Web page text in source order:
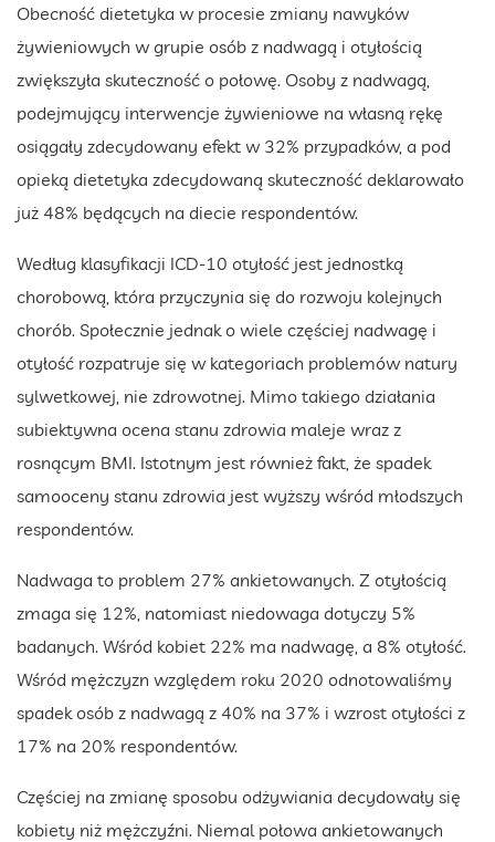
Obecność dietetyka w procesie zmiany nawyków
żywieniowych w grupie osób z nadwagą i otyłością
zwiększyła skuteczność o połowę. Osoby z nadwagą,
podejmujący interwencje żywieniowe na własną rękę
osiągały zdecydowany efekt w 32% przypadków, a pod
opieką dietetyka zdecydowaną skuteczność deklarowało
już 48% będących na diecie respondentów.
Według klasyfikacji ICD-10 otyłość jest jednostką
chorobową, która przyczynia się do rozwoju kolejnych
chorób. Społecznie jednak o wiele częściej nadwagę i
otyłość rozpatruje się w kategoriach problemów natury
sylwetkowej, nie zdrowotnej. Mimo takiego działania
subiektywna ocena stanu zdrowia maleje wraz z
rosnącym BMI. Istotnym jest również fakt, że spadek
samooceny stanu zdrowia jest wyższy wśród młodszych
respondentów.
Nadwaga to problem 27% ankietowanych. Z otyłością
zmaga się 12%, natomiast niedowaga dotyczy 5%
badanych. Wśród kobiet 22% ma nadwagę, a 8% otyłość.
Wśród mężczyzn względem roku 2020 odnotowaliśmy
spadek osób z nadwagą z 40% na 37% i wzrost otyłości z
17% na 20% respondentów.
Częściej na zmianę sposobu odżywiania decydowały się
kobiety niż mężczyźni. Niemal połowa ankietowanych